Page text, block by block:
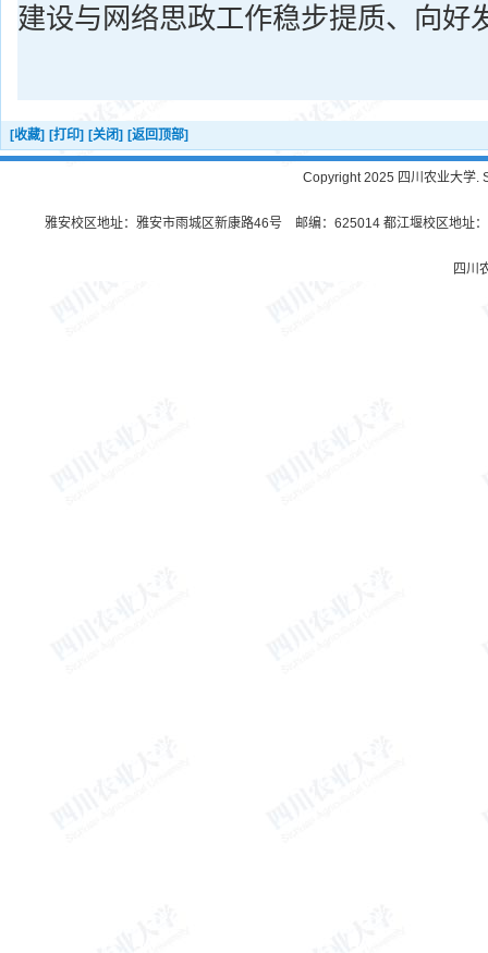
建设与网络思政工作稳步提质、向好
[收藏] [打印] [关闭] [返回顶部]
Copyright 2025 四川农业大学.
雅安校区地址：雅安市雨城区新康路46号 邮编：625014 都江堰校区地址
四川